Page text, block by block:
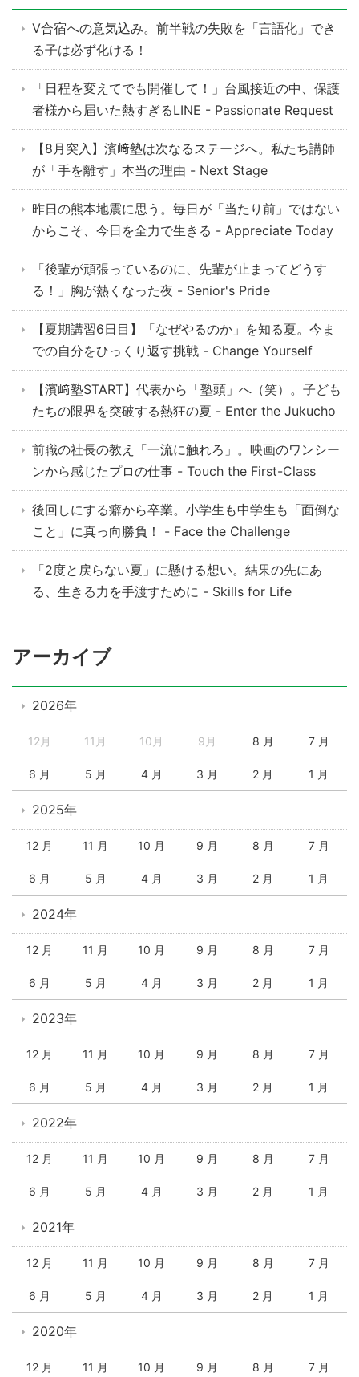
V合宿への意気込み。前半戦の失敗を「言語化」でき
る子は必ず化ける！
「日程を変えてでも開催して！」台風接近の中、保護
者様から届いた熱すぎるLINE - Passionate Request
【8月突入】濱﨑塾は次なるステージへ。私たち講師
が「手を離す」本当の理由 - Next Stage
昨日の熊本地震に思う。毎日が「当たり前」ではない
からこそ、今日を全力で生きる - Appreciate Today
「後輩が頑張っているのに、先輩が止まってどうす
る！」胸が熱くなった夜 - Senior's Pride
【夏期講習6日目】「なぜやるのか」を知る夏。今ま
での自分をひっくり返す挑戦 - Change Yourself
【濱﨑塾START】代表から「塾頭」へ（笑）。子ども
たちの限界を突破する熱狂の夏 - Enter the Jukucho
前職の社長の教え「一流に触れろ」。映画のワンシー
ンから感じたプロの仕事 - Touch the First-Class
後回しにする癖から卒業。小学生も中学生も「面倒な
こと」に真っ向勝負！ - Face the Challenge
「2度と戻らない夏」に懸ける想い。結果の先にあ
る、生きる力を手渡すために - Skills for Life
アーカイブ
2026年
12月 11月 10月 9月 8 月 7 月
6 月 5 月 4 月 3 月 2 月 1 月
2025年
12 月 11 月 10 月 9 月 8 月 7 月
6 月 5 月 4 月 3 月 2 月 1 月
2024年
12 月 11 月 10 月 9 月 8 月 7 月
6 月 5 月 4 月 3 月 2 月 1 月
2023年
12 月 11 月 10 月 9 月 8 月 7 月
6 月 5 月 4 月 3 月 2 月 1 月
2022年
12 月 11 月 10 月 9 月 8 月 7 月
6 月 5 月 4 月 3 月 2 月 1 月
2021年
12 月 11 月 10 月 9 月 8 月 7 月
6 月 5 月 4 月 3 月 2 月 1 月
2020年
12 月 11 月 10 月 9 月 8 月 7 月